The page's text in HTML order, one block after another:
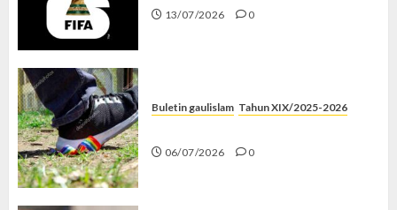
13/07/2026 0
Buletin gaulislam Tahun XIX/2025-2026
06/07/2026 0